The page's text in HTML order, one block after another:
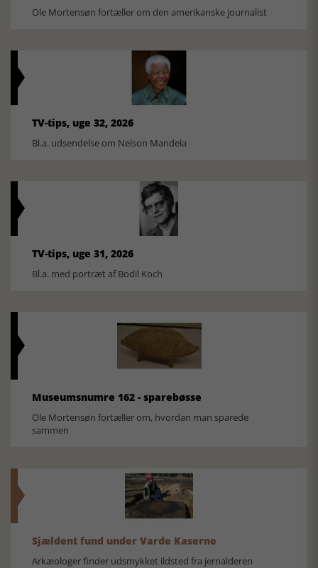
Ole Mortensøn fortæller om den amerikanske journalist
TV-tips, uge 32, 2026
Bl.a. udsendelse om Nelson Mandela
TV-tips, uge 31, 2026
Bl.a. med portræt af Bodil Koch
Museumsnumre 162 - sparebøsse
Ole Mortensøn fortæller om, hvordan man sparede
sammen
Sjældent fund under Varde Kaserne
Arkæologer finder udsmykket ildsted fra jernalderen